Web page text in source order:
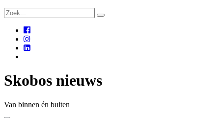
Skobos nieuws
Van binnen én buiten